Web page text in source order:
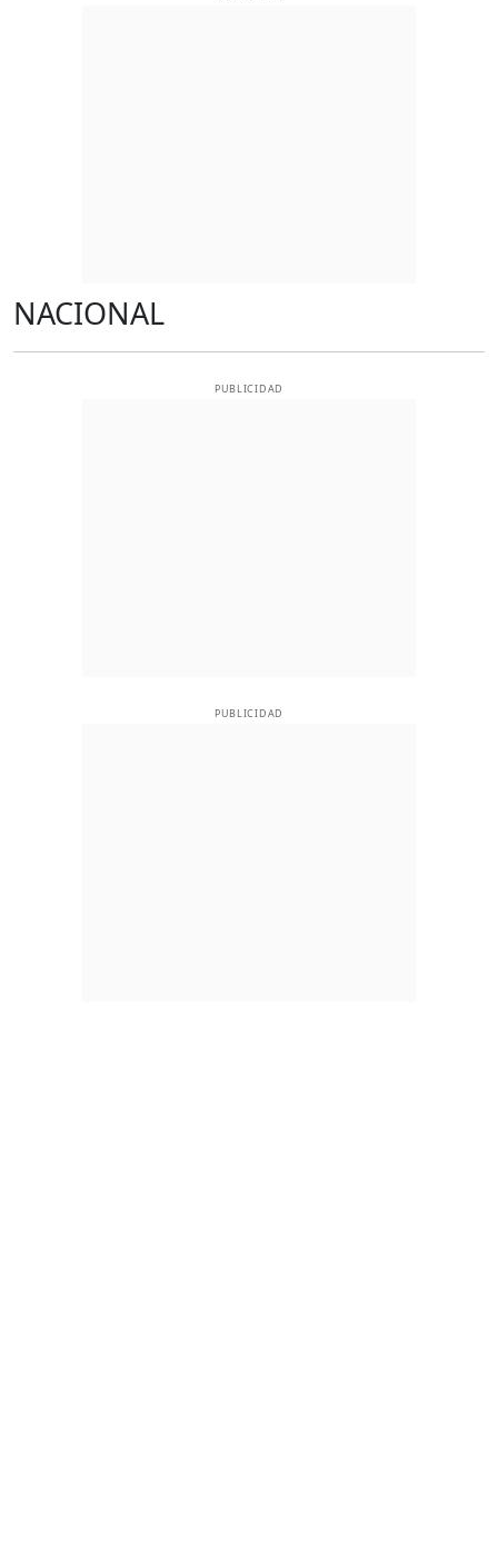
NACIONAL
PUBLICIDAD
PUBLICIDAD